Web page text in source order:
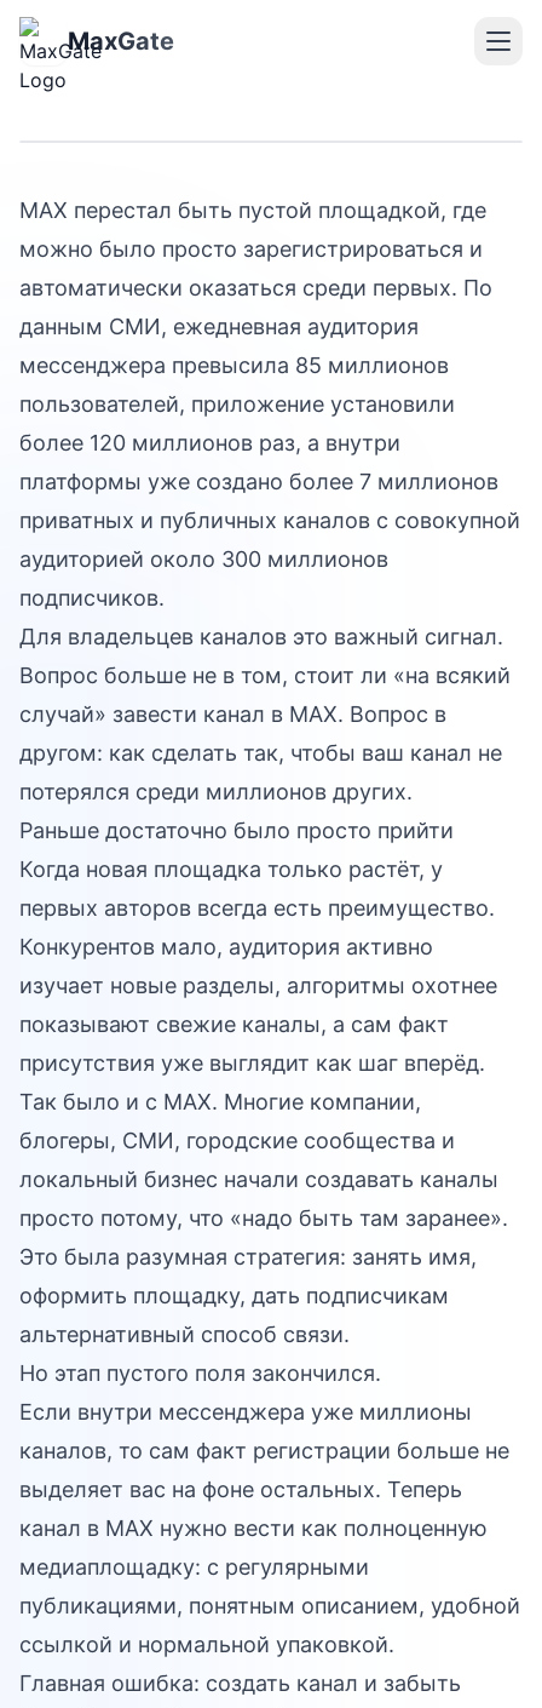
MaxGate
поздно просто «завести
канал»
MAX перестал быть пустой площадкой, где
можно было просто зарегистрироваться и
автоматически оказаться среди первых. По
данным СМИ, ежедневная аудитория
мессенджера превысила 85 миллионов
пользователей, приложение установили
более 120 миллионов раз, а внутри
платформы уже создано более 7 миллионов
приватных и публичных каналов с совокупной
аудиторией около 300 миллионов
подписчиков.
Для владельцев каналов это важный сигнал.
Вопрос больше не в том, стоит ли «на всякий
случай» завести канал в MAX. Вопрос в
другом: как сделать так, чтобы ваш канал не
потерялся среди миллионов других.
Раньше достаточно было просто прийти
Когда новая площадка только растёт, у
первых авторов всегда есть преимущество.
Конкурентов мало, аудитория активно
изучает новые разделы, алгоритмы охотнее
показывают свежие каналы, а сам факт
присутствия уже выглядит как шаг вперёд.
Так было и с MAX. Многие компании,
блогеры, СМИ, городские сообщества и
локальный бизнес начали создавать каналы
просто потому, что «надо быть там заранее».
Это была разумная стратегия: занять имя,
оформить площадку, дать подписчикам
альтернативный способ связи.
Но этап пустого поля закончился.
Если внутри мессенджера уже миллионы
каналов, то сам факт регистрации больше не
выделяет вас на фоне остальных. Теперь
канал в MAX нужно вести как полноценную
медиаплощадку: с регулярными
публикациями, понятным описанием, удобной
ссылкой и нормальной упаковкой.
Главная ошибка: создать канал и забыть